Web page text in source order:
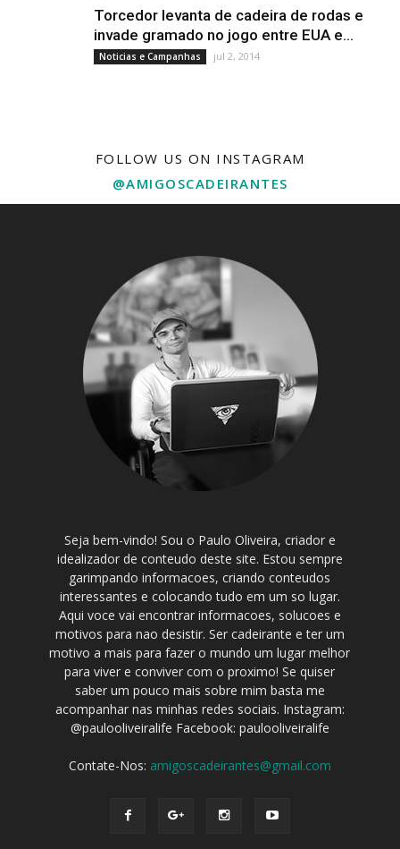
Torcedor levanta de cadeira de rodas e
invade gramado no jogo entre EUA e...
Noticias e Campanhas jul 2, 2014
FOLLOW US ON INSTAGRAM
@AMIGOSCADEIRANTES
Seja bem-vindo! Sou o Paulo Oliveira, criador e
idealizador de conteudo deste site. Estou sempre
garimpando informacoes, criando conteudos
interessantes e colocando tudo em um so lugar.
Aqui voce vai encontrar informacoes, solucoes e
motivos para nao desistir. Ser cadeirante e ter um
motivo a mais para fazer o mundo um lugar melhor
para viver e conviver com o proximo! Se quiser
saber um pouco mais sobre mim basta me
acompanhar nas minhas redes sociais. Instagram:
@paulooliveiralife Facebook: paulooliveiralife
Contate-Nos: amigoscadeirantes@gmail.com